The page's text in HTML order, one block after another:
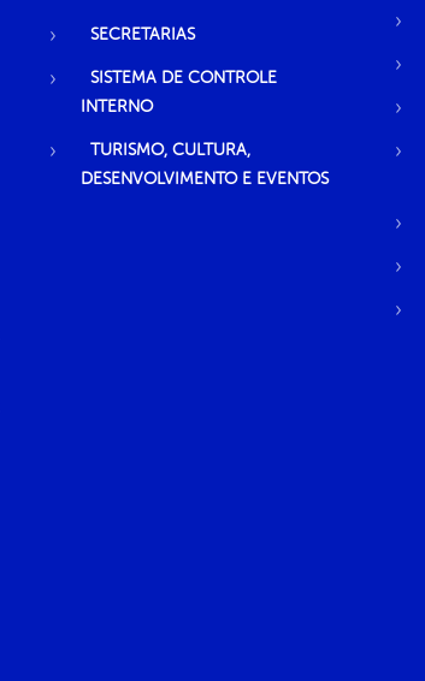
SECRETARIAS
SISTEMA DE CONTROLE
INTERNO
TURISMO, CULTURA,
DESENVOLVIMENTO E EVENTOS